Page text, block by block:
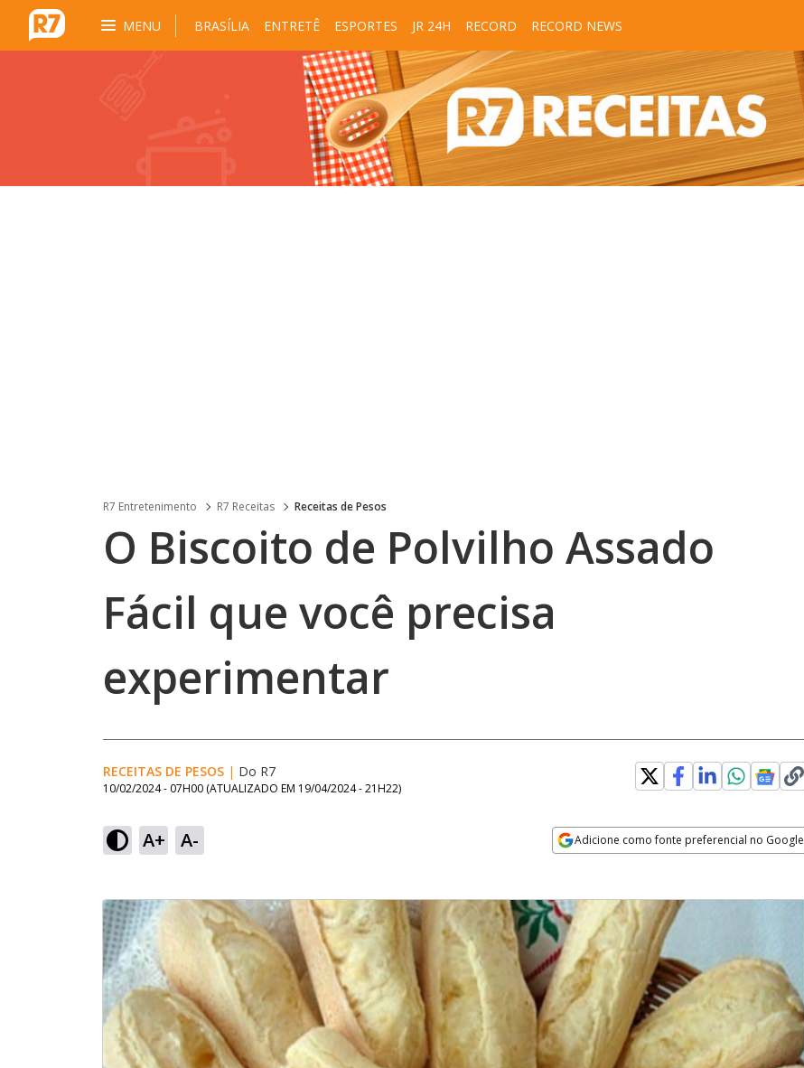
MENU BRASÍLIA ENTRETÊ ESPORTES JR 24H RECORD RECORD NEWS
R7 Entretenimento R7 Receitas Receitas de Pesos
O Biscoito de Polvilho Assado
Fácil que você precisa
experimentar
RECEITAS DE PESOS | Do R7
10/02/2024 - 07H00 (ATUALIZADO EM 19/04/2024 - 21H22)
A+ A- Adicione como fonte preferencial no Google